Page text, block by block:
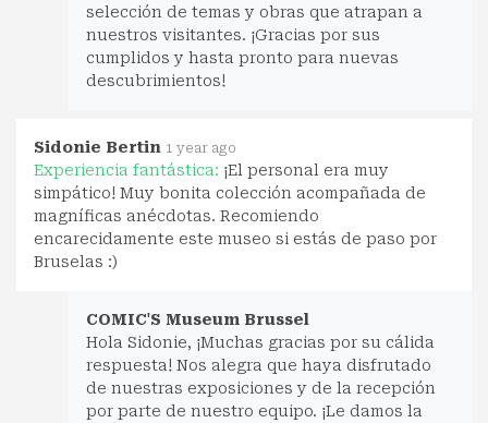
selección de temas y obras que atrapan a
nuestros visitantes. ¡Gracias por sus
cumplidos y hasta pronto para nuevas
descubrimientos!
Sidonie Bertin 1 year ago
Experiencia fantástica: ¡El personal era muy
simpático! Muy bonita colección acompañada de
magníficas anécdotas. Recomiendo
encarecidamente este museo si estás de paso por
Bruselas :)
COMIC'S Museum Brussel
Hola Sidonie, ¡Muchas gracias por su cálida
respuesta! Nos alegra que haya disfrutado
de nuestras exposiciones y de la recepción
por parte de nuestro equipo. ¡Le damos la